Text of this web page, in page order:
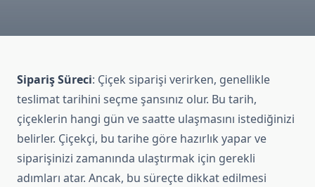
Sipariş Süreci: Çiçek siparişi verirken, genellikle
teslimat tarihini seçme şansınız olur. Bu tarih,
çiçeklerin hangi gün ve saatte ulaşmasını istediğinizi
belirler. Çiçekçi, bu tarihe göre hazırlık yapar ve
siparişinizi zamanında ulaştırmak için gerekli
adımları atar. Ancak, bu süreçte dikkat edilmesi